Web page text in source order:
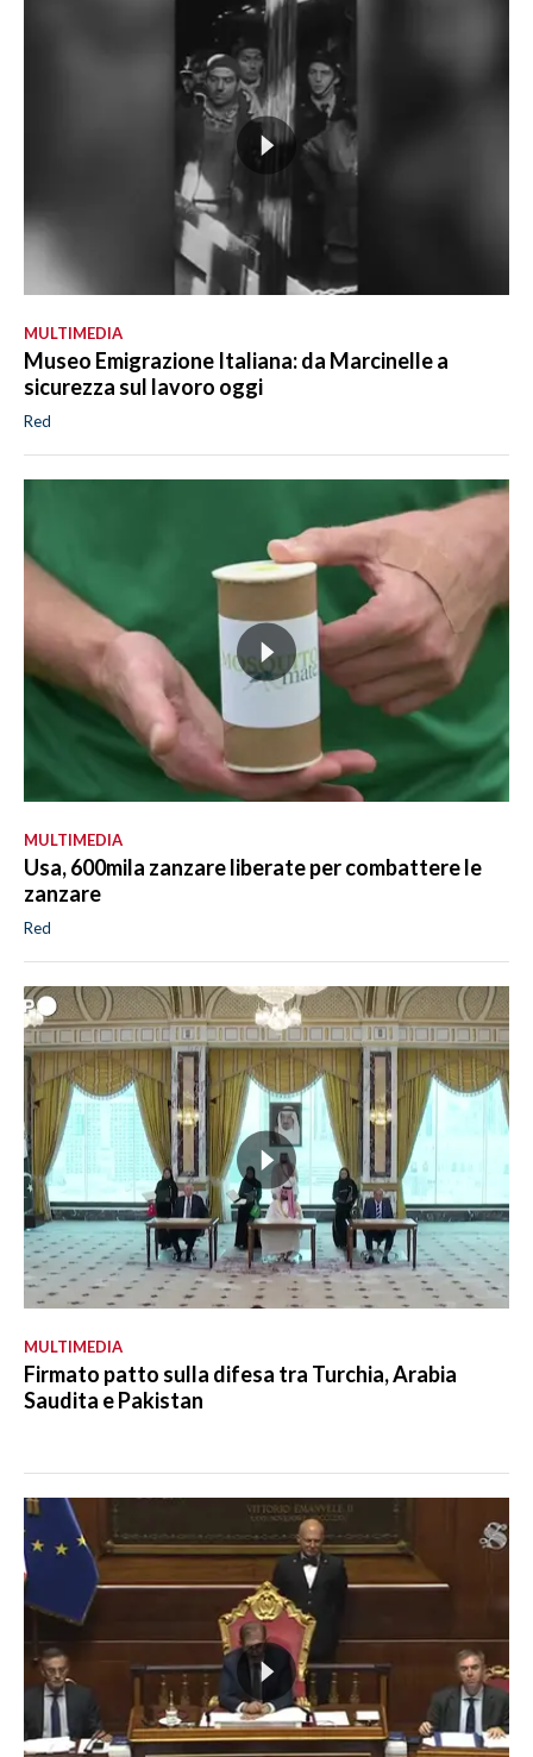
MULTIMEDIA
Museo Emigrazione Italiana: da Marcinelle a
sicurezza sul lavoro oggi
Red
MULTIMEDIA
Usa, 600mila zanzare liberate per combattere le
zanzare
Red
MULTIMEDIA
Firmato patto sulla difesa tra Turchia, Arabia
Saudita e Pakistan